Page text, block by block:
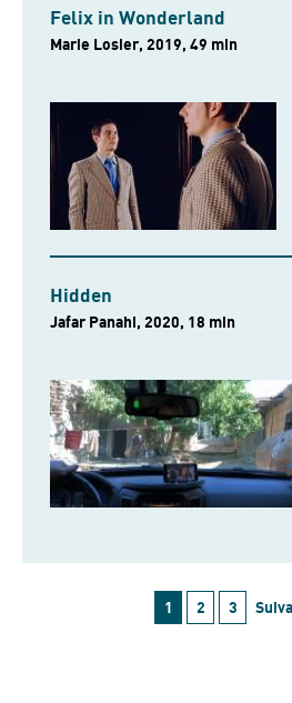
Felix in Wonderland
Marie Losier, 2019, 49 min
Hidden
Jafar Panahi, 2020, 18 min
1 2 3